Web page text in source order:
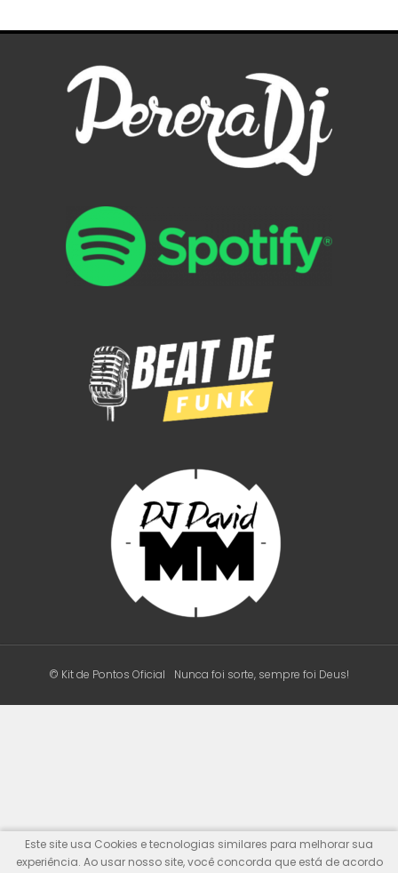
© Kit de Pontos Oficial Nunca foi sorte, sempre foi Deus!
Este site usa Cookies e tecnologias similares para melhorar sua
experiência. Ao usar nosso site, você concorda que está de acordo